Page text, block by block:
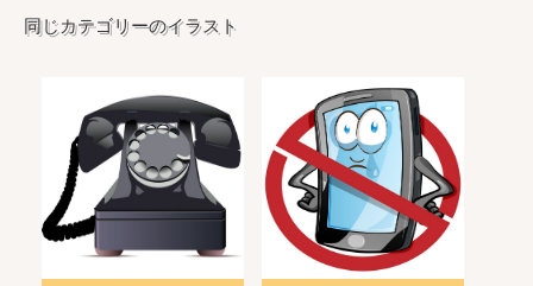
同じカテゴリーのイラスト